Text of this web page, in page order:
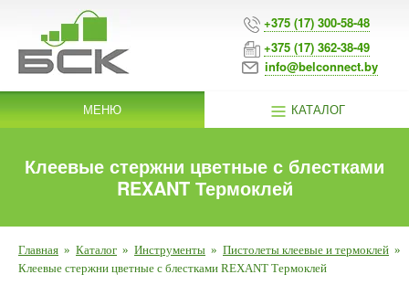
+375 (17) 300-58-48
+375 (17) 362-38-49
info@belconnect.by
МЕНЮ КАТАЛОГ
Клеевые стержни цветные с блестками
REXANT Термоклей
Главная » Каталог » Инструменты » Пистолеты клеевые и термоклей »
Клеевые стержни цветные с блестками REXANT Термоклей